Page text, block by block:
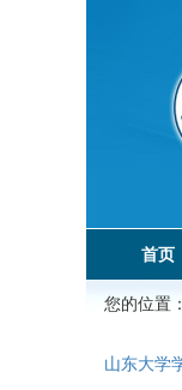
首页
您的位置：
山东大学